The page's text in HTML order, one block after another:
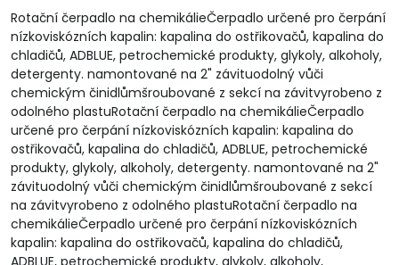
Rotační čerpadlo na chemikálieČerpadlo určené pro čerpání
nízkoviskózních kapalin: kapalina do ostřikovačů, kapalina do
chladičů, ADBLUE, petrochemické produkty, glykoly, alkoholy,
detergenty. namontované na 2" závituodolný vůči
chemickým činidlůmšroubované z sekcí na závitvyrobeno z
odolného plastuRotační čerpadlo na chemikálieČerpadlo
určené pro čerpání nízkoviskózních kapalin: kapalina do
ostřikovačů, kapalina do chladičů, ADBLUE, petrochemické
produkty, glykoly, alkoholy, detergenty. namontované na 2"
závituodolný vůči chemickým činidlůmšroubované z sekcí
na závitvyrobeno z odolného plastuRotační čerpadlo na
chemikálieČerpadlo určené pro čerpání nízkoviskózních
kapalin: kapalina do ostřikovačů, kapalina do chladičů,
ADBLUE, petrochemické produkty, glykoly, alkoholy,